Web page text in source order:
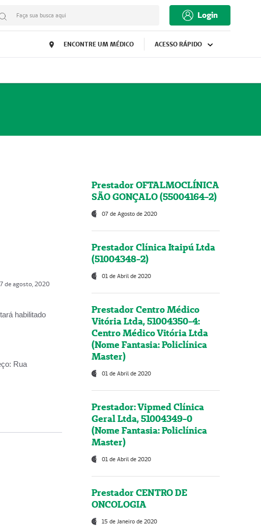
Faça sua busca aqui Login
ENCONTRE UM MÉDICO ACESSO RÁPIDO
de agosto, 2020
habilitado
Rua
Prestador OFTALMOCLÍNICA
SÃO GONÇALO (55004164-2)
07 de Agosto de 2020
Prestador Clínica Itaipú Ltda
(51004348-2)
01 de Abril de 2020
Prestador Centro Médico
Vitória Ltda, 51004350-4:
Centro Médico Vitória Ltda
(Nome Fantasia: Policlínica
Master)
01 de Abril de 2020
Prestador: Vipmed Clínica
Geral Ltda, 51004349-0
(Nome Fantasia: Policlínica
Master)
01 de Abril de 2020
Prestador CENTRO DE
ONCOLOGIA
15 de Janeiro de 2020